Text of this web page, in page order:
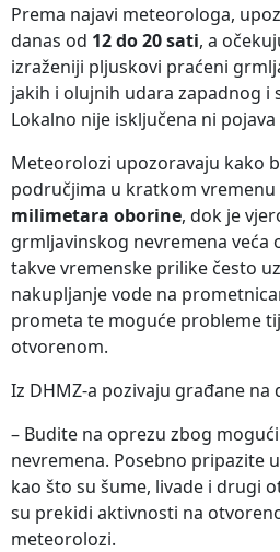
Prema najavi meteorologa,
danas od 12 do 20 sati, a
izraženiji pljuskovi praćeni
jakih i olujnih udara zapadnog i
Lokalno nije isključena ni pojava
Meteorolozi upozoravaju kako
područjima u kratkom
milimetara oborine, dok je
grmljavinskog nevremena veća
takve vremenske prilike često
nakupljanje vode na
prometa te moguće probleme
otvorenom.
Iz DHMZ-a pozivaju građane na
– Budite na oprezu zbog
nevremena. Posebno pripazite
kao što su šume, livade i drugi
su prekidi aktivnosti na
meteorolozi.